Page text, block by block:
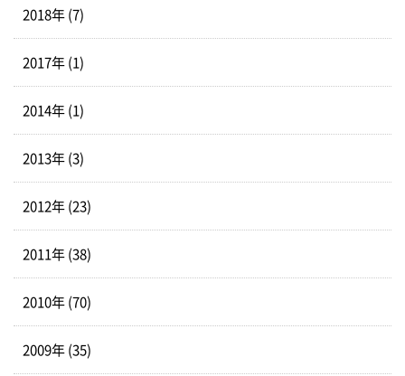
2018年 (7)
2017年 (1)
2014年 (1)
2013年 (3)
2012年 (23)
2011年 (38)
2010年 (70)
2009年 (35)